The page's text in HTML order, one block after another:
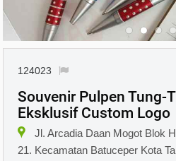
124023
Souvenir Pulpen Tung-
Eksklusif Custom Logo
Jl. Arcadia Daan Mogot Blok
21. Kecamatan Batuceper Kota